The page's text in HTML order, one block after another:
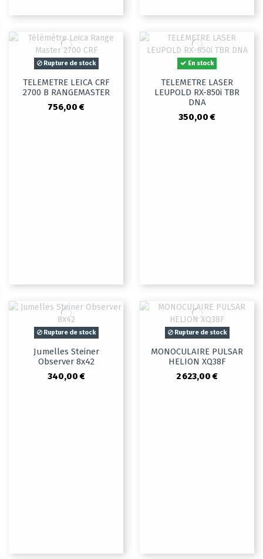
Rupture de stock
TELEMETRE LEICA CRF
2700 B RANGEMASTER
756,00 €
En stock
TELEMETRE LASER
LEUPOLD RX-850i TBR
DNA
350,00 €
Rupture de stock
Jumelles Steiner
Observer 8x42
340,00 €
Rupture de stock
MONOCULAIRE PULSAR
HELION XQ38F
2 623,00 €